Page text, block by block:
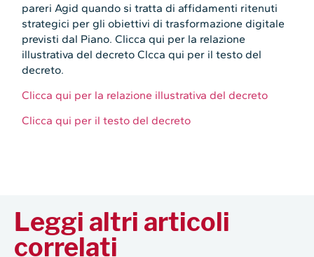
pareri Agid quando si tratta di affidamenti ritenuti
strategici per gli obiettivi di trasformazione digitale
previsti dal Piano. Clicca qui per la relazione
illustrativa del decreto Clcca qui per il testo del
decreto.
Clicca qui per la relazione illustrativa del decreto
Clicca qui per il testo del decreto
Leggi altri articoli
correlati